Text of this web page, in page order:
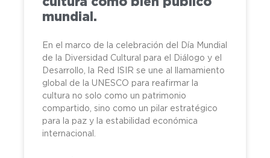
mundial.
En el marco de la celebración del Día Mundial
de la Diversidad Cultural para el Diálogo y el
Desarrollo, la Red ISIR se une al llamamiento
global de la UNESCO para reafirmar la
cultura no solo como un patrimonio
compartido, sino como un pilar estratégico
para la paz y la estabilidad económica
internacional.